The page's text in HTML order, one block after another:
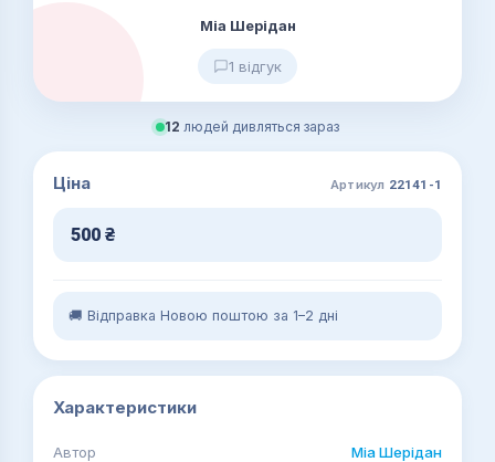
Міа Шерідан
1 відгук
12 людей дивляться зараз
Ціна Артикул 22141-1
500 ₴
🚚 Відправка Новою поштою за 1–2 дні
Характеристики
Автор Міа Шерідан